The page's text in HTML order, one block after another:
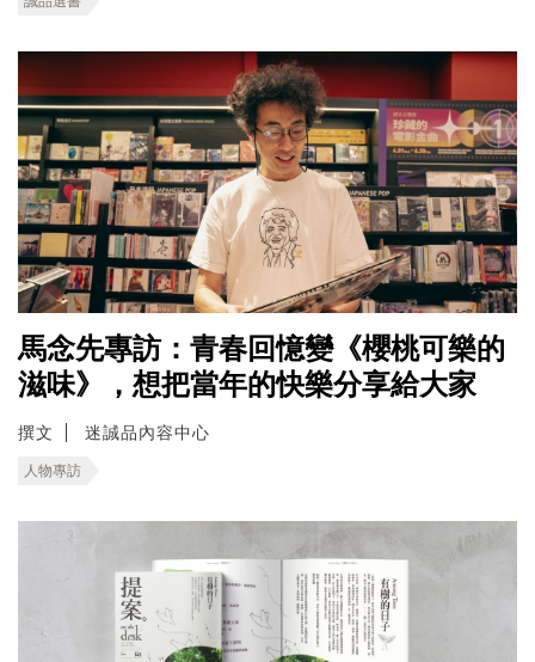
馬念先專訪：青春回憶變《櫻桃可樂的
滋味》，想把當年的快樂分享給大家
撰文 迷誠品內容中心
人物專訪